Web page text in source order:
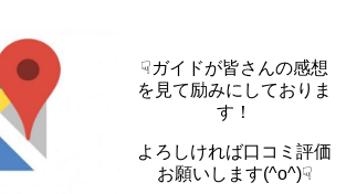
☟ガイドが皆さんの感想
を見て励みにしておりま
す！
よろしければ口コミ評価
お願いします(^o^)☟